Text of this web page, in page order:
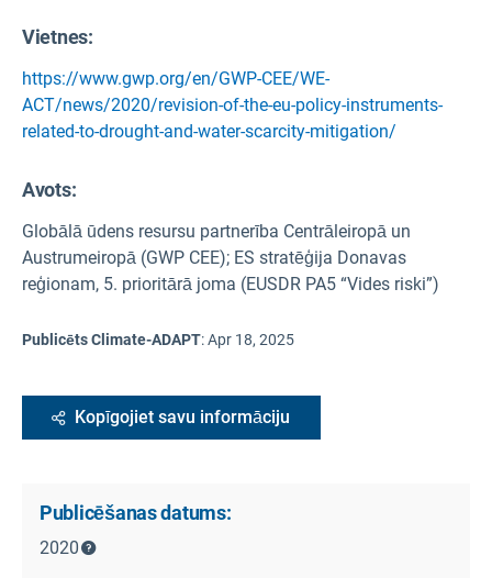
Vietnes:
https://www.gwp.org/en/GWP-CEE/WE-
ACT/news/2020/revision-of-the-eu-policy-instruments-
related-to-drought-and-water-scarcity-mitigation/
Avots:
Globālā ūdens resursu partnerība Centrāleiropā un
Austrumeiropā (GWP CEE); ES stratēģija Donavas
reģionam, 5. prioritārā joma (EUSDR PA5 “Vides riski”)
Publicēts Climate-ADAPT:Apr 18, 2025
Kopīgojiet savu informāciju
Publicēšanas datums:
2020